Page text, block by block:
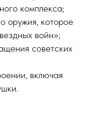
комплекса;
оружия, которое
войн»;
советских
включая